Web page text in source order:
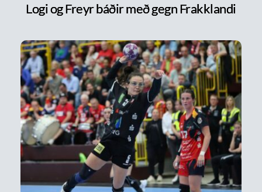
Logi og Freyr báðir með gegn Frakklandi